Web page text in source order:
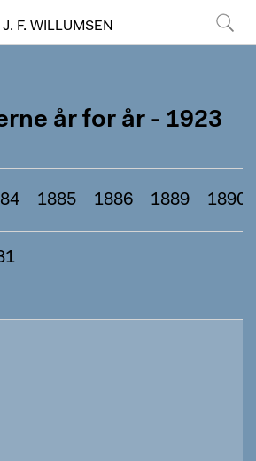
J. F. WILLUMSEN
år for år - 1923
1885 1886 1889 1890